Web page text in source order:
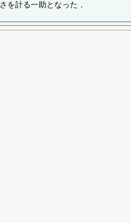
を計る一助となった．